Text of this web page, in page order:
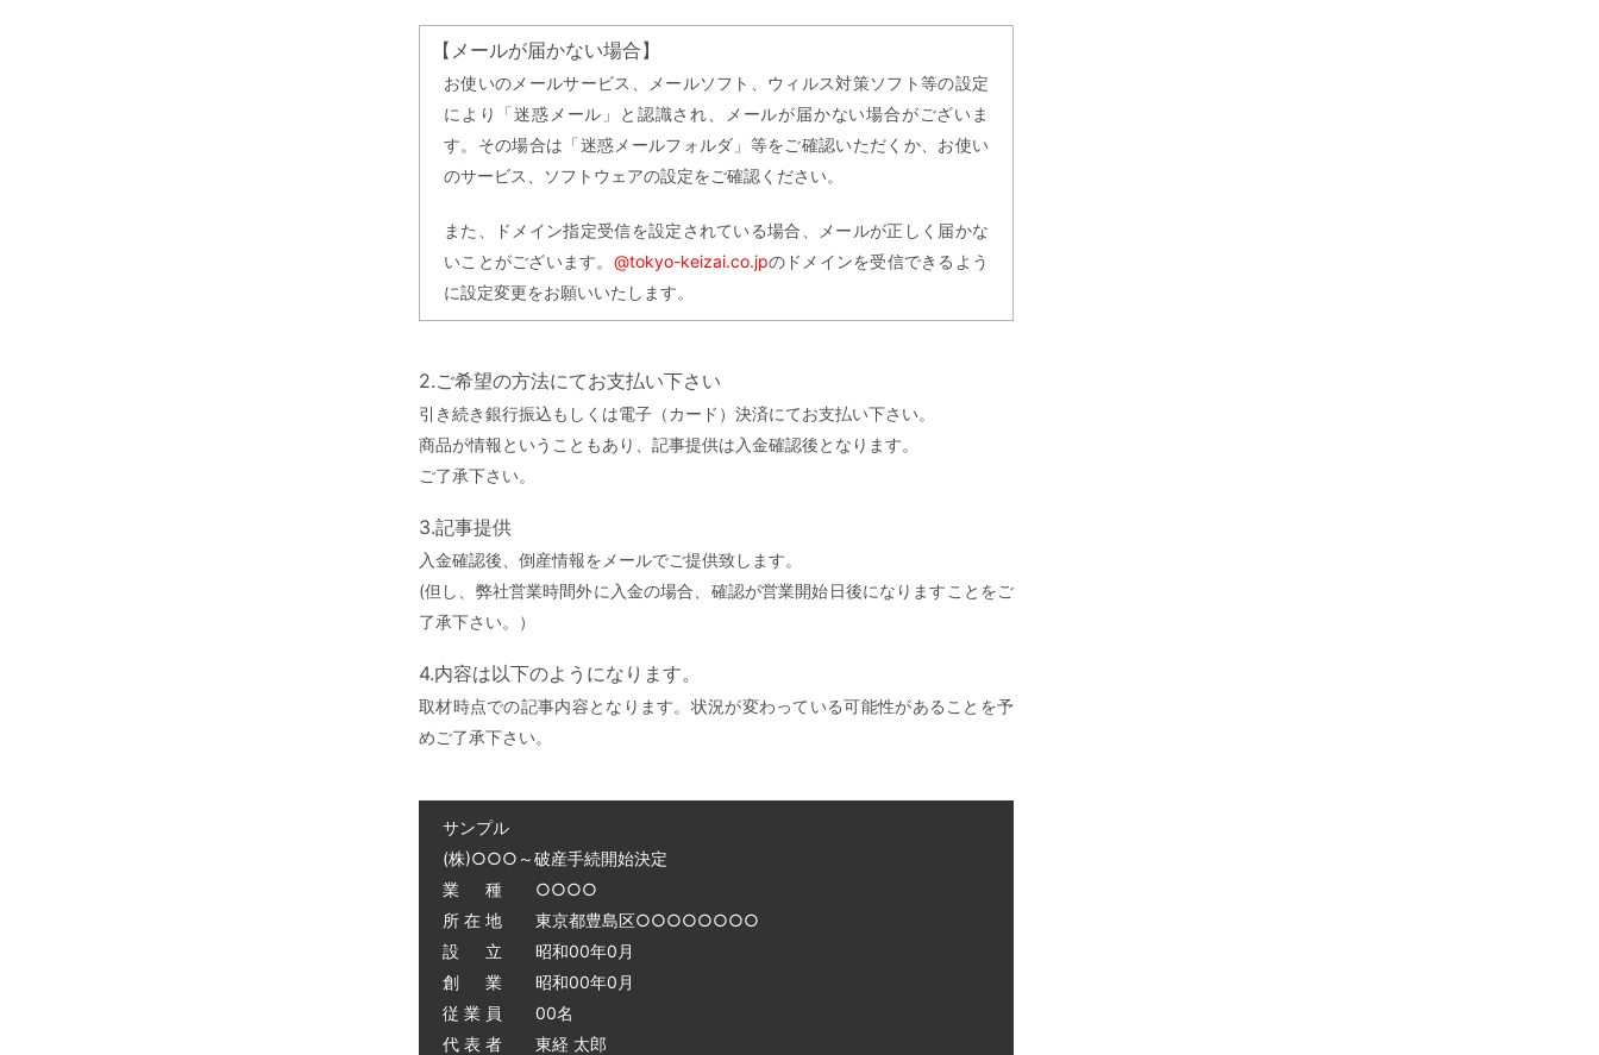
【メールが届かない場合】
お使いのメールサービス、メールソフト、ウィルス対策ソフト等の設定
により「迷惑メール」と認識され、メールが届かない場合がございま
す。その場合は「迷惑メールフォルダ」等をご確認いただくか、お使い
のサービス、ソフトウェアの設定をご確認ください。
また、ドメイン指定受信を設定されている場合、メールが正しく届かな
いことがございます。 @tokyo-keizai.co.jpのドメインを受信できるよう
に設定変更をお願いいたします。
2.ご希望の方法にてお支払い下さい
引き続き銀行振込もしくは電子（カード）決済にてお支払い下さい。
商品が情報ということもあり、記事提供は入金確認後となります。
ご了承下さい。
3.記事提供
入金確認後、倒産情報をメールでご提供致します。
(但し、弊社営業時間外に入金の場合、確認が営業開始日後になりますことをご
了承下さい。）
4.内容は以下のようになります。
取材時点での記事内容となります。状況が変わっている可能性があることを予
めご了承下さい。
サンプル
(株)○○○～破産手続開始決定
業 種 ○○○○
所 在 地 東京都豊島区○○○○○○○○
設 立 昭和00年0月
創 業 昭和00年0月
従 業 員 00名
代 表 者 東経 太郎